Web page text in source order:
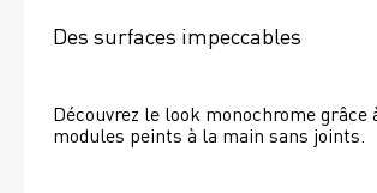
Des surfaces impeccables
Découvrez le look monochrome grâce
modules peints à la main sans joints.